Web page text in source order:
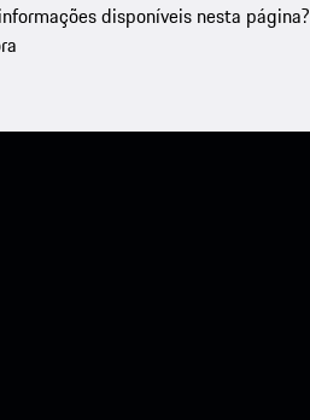
disponíveis nesta página?